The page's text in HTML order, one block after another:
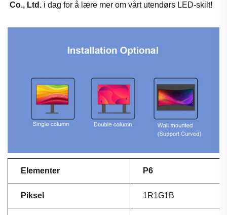
Co., Ltd. i dag for å lære mer om vårt utendørs LED-skilt!
Elementer P6
Piksel 1R1G1B